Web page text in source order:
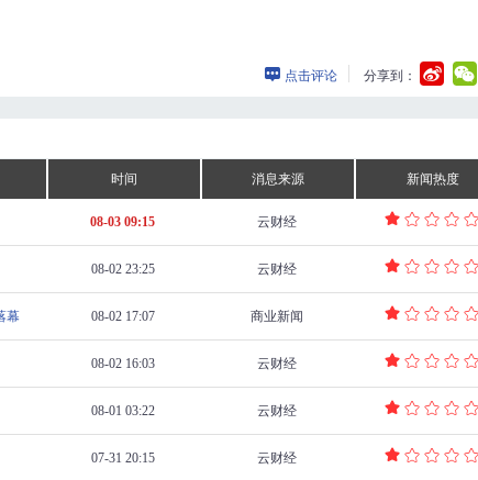
点击评论 分享到：
时间 消息来源 新闻热度
08-03 09:15 云财经
08-02 23:25 云财经
幕 08-02 17:07 商业新闻
08-02 16:03 云财经
08-01 03:22 云财经
07-31 20:15 云财经